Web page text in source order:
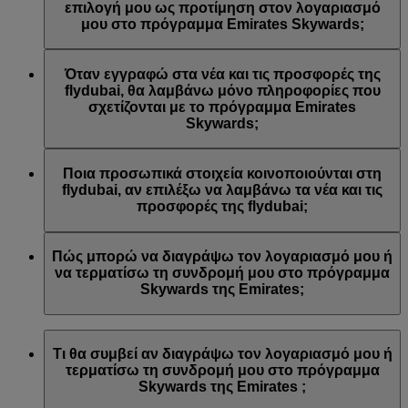
Emirates ή/και της flydubai. Οι προτιμήσεις επικοινωνίας σας
ενημερώθηκαν αναλόγως.
επιλογή μου ως προτίμηση στον λογαριασμό
μου στο πρόγραμμα Emirates Skywards;
χρησιμοποιήσατε είναι συνδεδεμένη με πολλούς αριθμούς
μελών του προγράμματος Emirates Skywards ή γιατί το
όνομα που δώσατε δεν αντιστοιχεί με το όνομα του
λογαριασμού σας στο πρόγραμμα Emirates Skywards.
Skywards και ενημερώστε τις εγγραφές σε λίστες email στις
Προσωπικές προτιμήσεις.
Όταν εγγραφώ στα νέα και τις προσφορές της
flydubai, θα λαμβάνω μόνο πληροφορίες που
σχετίζονται με το πρόγραμμα Emirates
Skywards;
συμπεριλαμβανομένων των προωθητικών ενεργειών από τη
flydubai και τη flydubai Holidays.
Ποια προσωπικά στοιχεία κοινοποιούνται στη
flydubai, αν επιλέξω να λαμβάνω τα νέα και τις
προσφορές της flydubai;
email σας προκειμένου να λαμβάνετε τέτοιου είδους
ενημερωτικά δελτία. Η flydubai είναι υπεύθυνη για την
επεξεργασία των προσωπικών σας στοιχείων σύμφωνα με
Πώς μπορώ να διαγράψω τον λογαριασμό μου ή
να τερματίσω τη συνδρομή μου στο πρόγραμμα
Skywards της Emirates;
τερματίσετε τη συνδρομή σας στο πρόγραμμα Skywards της
Emirates ανά πάσα στιγμή με τους εξής τρόπους:
Τι θα συμβεί αν διαγράψω τον λογαριασμό μου ή
τερματίσω τη συνδρομή μου στο πρόγραμμα
Skywards της Emirates ;